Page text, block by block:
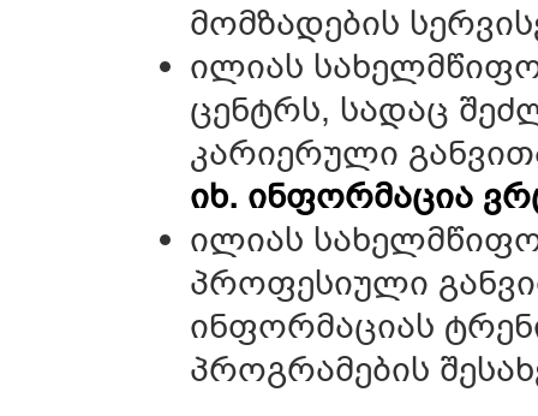
მომზადების
ილიას სახელმწიფო
ცენტრს, სადაც
კარიერული
იხ. ინფორმაცია
ილიას
პროფესიული
ინფორმაციას
პროგრამების